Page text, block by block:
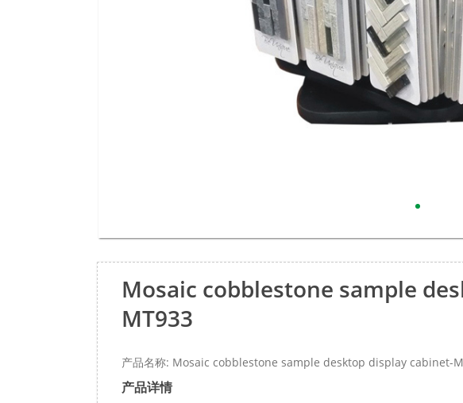
Mosaic cobblestone sample
MT933
产品名称: Mosaic cobblestone sample desktop display cabinet-
产品详情